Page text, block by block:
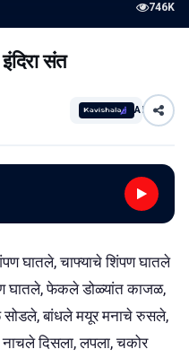
746K
संत
AI
घातले, चाफ्याचे शिंपण घातले
घातले, फेकले डोळ्यांत काजळ,
सोडले, बांधले मयूर मनाचे रुसले,
नाचले दिसला, लपला, चकोर